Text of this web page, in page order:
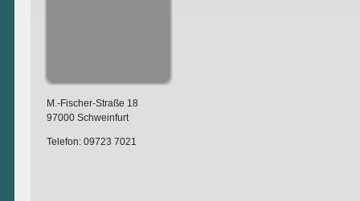
M.-Fischer-Straße 18
97000 Schweinfurt
Telefon: 09723 7021